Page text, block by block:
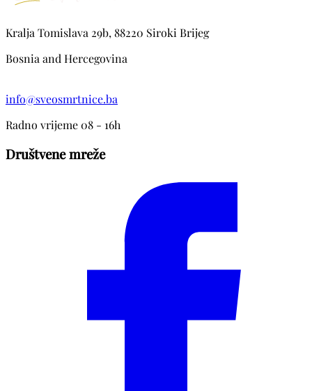
Kralja Tomislava 29b, 88220 Siroki Brijeg
Bosnia and Hercegovina
info@sveosmrtnice.ba
Radno vrijeme 08 - 16h
Društvene mreže